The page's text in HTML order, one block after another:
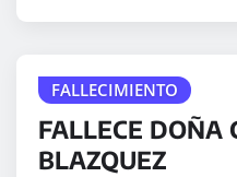
FALLECIMIENTO
FALLECE DOÑA
BLAZQUEZ